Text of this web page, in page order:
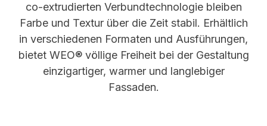
co-extrudierten Verbundtechnologie bleiben
Farbe und Textur über die Zeit stabil. Erhältlich
in verschiedenen Formaten und Ausführungen,
bietet WEO® völlige Freiheit bei der Gestaltung
einzigartiger, warmer und langlebiger
Fassaden.